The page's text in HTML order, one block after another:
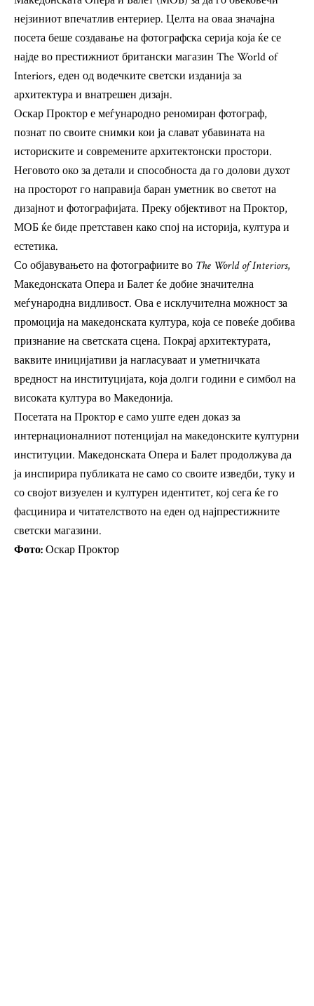
нејзиниот впечатлив ентериер. Целта на оваа значајна
посета беше создавање на фотографска серија која ќе се
најде во престижниот британски магазин The World of
Interiors, еден од водечките светски изданија за
архитектура и внатрешен дизајн.
Оскар Проктор е меѓународно реномиран фотограф,
познат по своите снимки кои ја слават убавината на
историските и современите архитектонски простори.
Неговото око за детали и способноста да го долови духот
на просторот го направија баран уметник во светот на
дизајнот и фотографијата. Преку објективот на Проктор,
МОБ ќе биде претставен како спој на историја, култура и
естетика.
Со објавувањето на фотографиите во The World of Interiors,
Македонската Опера и Балет ќе добие значителна
меѓународна видливост. Ова е исклучителна можност за
промоција на македонската култура, која се повеќе добива
признание на светската сцена. Покрај архитектурата,
ваквите иницијативи ја нагласуваат и уметничката
вредност на институцијата, која долги години е симбол на
високата култура во Македонија.
Посетата на Проктор е само уште еден доказ за
интернационалниот потенцијал на македонските културни
институции. Македонската Опера и Балет продолжува да
ја инспирира публиката не само со своите изведби, туку и
со својот визуелен и културен идентитет, кој сега ќе го
фасцинира и читателството на еден од најпрестижните
светски магазини.
Фото:Оскар Проктор